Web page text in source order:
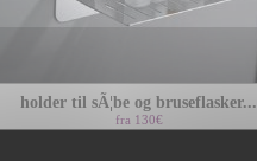
holder til sÃ¦be og bruseflasker...
fra 130€